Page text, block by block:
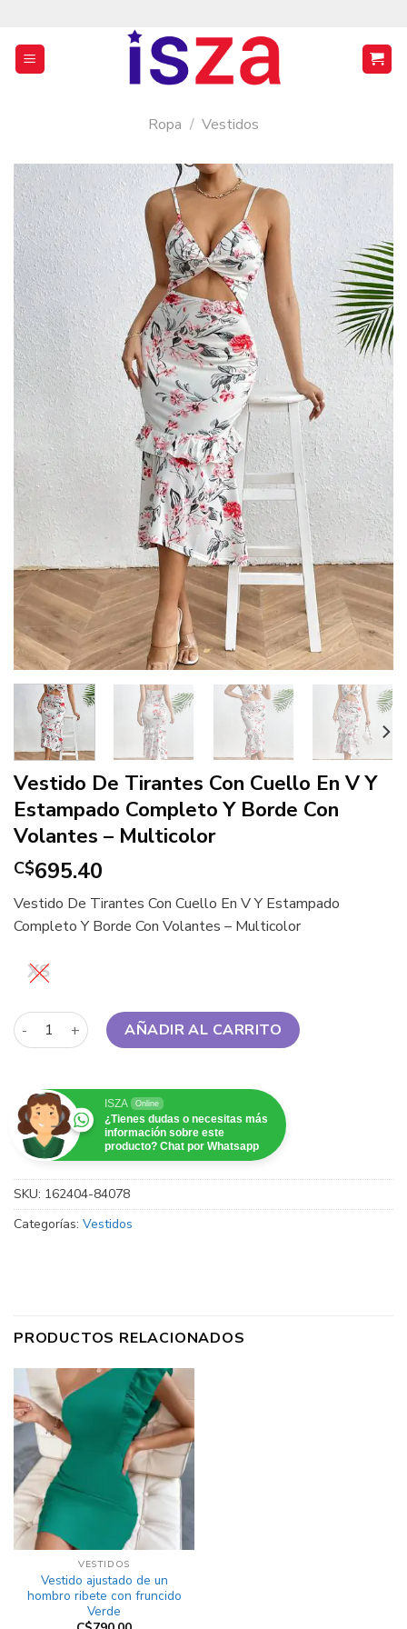
contenido
Ropa / Vestidos
Vestido De Tirantes Con Cuello En V Y
Estampado Completo Y Borde Con
Volantes – Multicolor
C$695.40
Vestido De Tirantes Con Cuello En V Y Estampado
Completo Y Borde Con Volantes – Multicolor
XS
Vestido De Tirantes Con Cuello En V Y Estampado
AÑADIR AL CARRITO
ISZA Online
¿Tienes dudas o necesitas más
información sobre este
producto? Chat por Whatsapp
SKU: 162404-84078
Categorías: Vestidos
PRODUCTOS RELACIONADOS
VESTIDOS
Vestido ajustado de un
hombro ribete con fruncido
Verde